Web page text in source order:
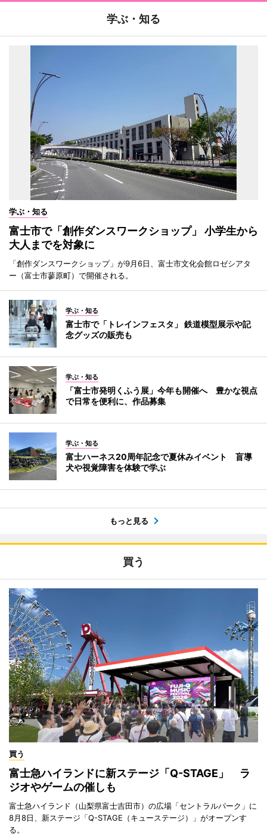
学ぶ・知る
学ぶ・知る
富士市で「創作ダンスワークショップ」 小学生から
大人までを対象に
「創作ダンスワークショップ」が9月6日、富士市文化会館ロゼシアタ
ー（富士市蓼原町）で開催される。
学ぶ・知る
富士市で「トレインフェスタ」 鉄道模型展示や記
念グッズの販売も
学ぶ・知る
「富士市発明くふう展」今年も開催へ 豊かな視点
で日常を便利に、作品募集
学ぶ・知る
富士ハーネス20周年記念で夏休みイベント 盲導
犬や視覚障害を体験で学ぶ
もっと見る
買う
買う
富士急ハイランドに新ステージ「Q-STAGE」 ラ
ジオやゲームの催しも
富士急ハイランド（山梨県富士吉田市）の広場「セントラルパーク」に
8月8日、新ステージ「Q-STAGE（キューステージ）」がオープンす
る。